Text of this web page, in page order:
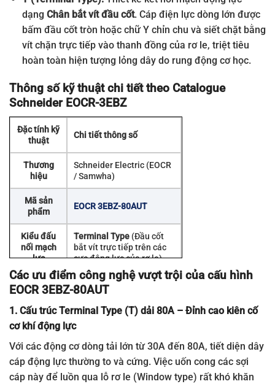
dạng Chân bắt vít đầu cốt. Cáp điện lực dòng lớn được
bấm đầu cốt tròn hoặc chữ Y chỉn chu và siết chặt bằng
vít chặn trực tiếp vào thanh đồng của rơ le, triệt tiêu
hoàn toàn hiện tượng lỏng dây do rung động cơ học.
Thông số kỹ thuật chi tiết theo Catalogue
Schneider EOCR-3EBZ
Đặc tính kỹ
thuật
Chi tiết thông số
Thương
hiệu
Schneider Electric (EOCR
/ Samwha)
Mã sản
phẩm
EOCR 3EBZ-80AUT
Kiểu đấu
nối mạch
lực
Terminal Type (Đầu cốt
bắt vít trực tiếp trên các
cực động lực của rơ le)
Cổng
thông
Modbus RTU / RS-485
(Truyền dữ liệu chi tiết
dòng 3 pha độc lập &
dòng rò)
Bảo vệ
dòng rò
(Ground
Fault)
Có, nhận tín hiệu từ bộ
biến dòng thứ tự không
ZCTngoài
Các ưu điểm công nghệ vượt trội của cấu hình
EOCR 3EBZ-80AUT
1. Cấu trúc Terminal Type (T) dải 80A – Đỉnh cao kiên cố
cơ khí động lực
Với các động cơ dòng tải lớn từ 30A đến 80A, tiết diện dây
cáp động lực thường to và cứng. Việc uốn cong các sợi
cáp này để luồn qua lỗ rơ le (Window type) rất khó khăn